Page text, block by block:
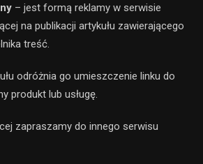
– jest formą reklamy w serwisie
na publikacji artykułu zawierającego
treść.
odróżnia go umieszczenie linku do
produkt lub usługę.
zapraszamy do innego serwisu